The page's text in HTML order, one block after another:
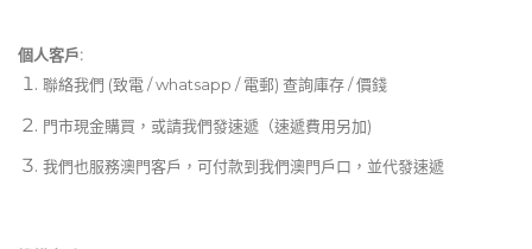
個人客戶:
聯絡我們 (致電 / whatsapp / 電郵) 查詢庫存 / 價錢
門市現金購買，或請我們發速遞（速遞費用另加)
我們也服務澳門客戶，可付款到我們澳門戶口，並代發速遞